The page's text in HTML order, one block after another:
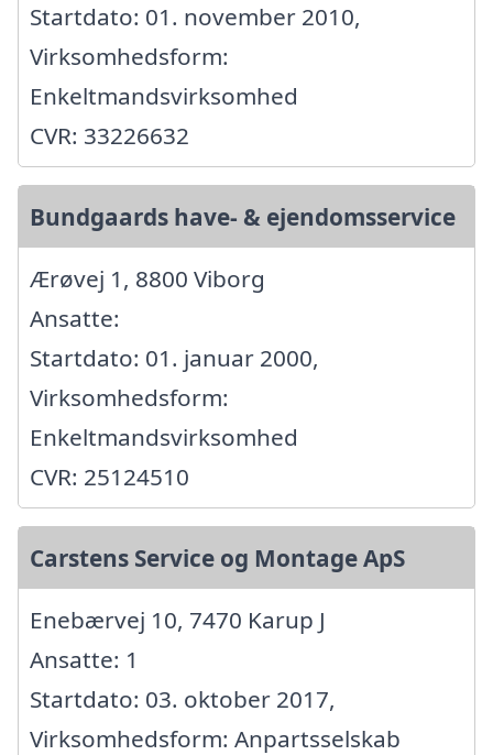
Startdato: 01. november 2010,
Virksomhedsform:
Enkeltmandsvirksomhed
CVR: 33226632
Bundgaards have- & ejendomsservice
Ærøvej 1, 8800 Viborg
Ansatte:
Startdato: 01. januar 2000,
Virksomhedsform:
Enkeltmandsvirksomhed
CVR: 25124510
Carstens Service og Montage ApS
Enebærvej 10, 7470 Karup J
Ansatte: 1
Startdato: 03. oktober 2017,
Virksomhedsform: Anpartsselskab